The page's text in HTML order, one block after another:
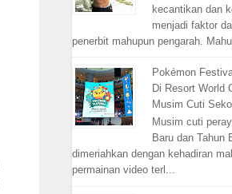
kecantikan dan
menjadi faktor
penerbit mahupun pengarah.
Pokémon
Di Resort World
Musim Cuti
Musim cuti
Baru dan Tahun
dimeriahkan dengan kehadiran
permainan video terl...